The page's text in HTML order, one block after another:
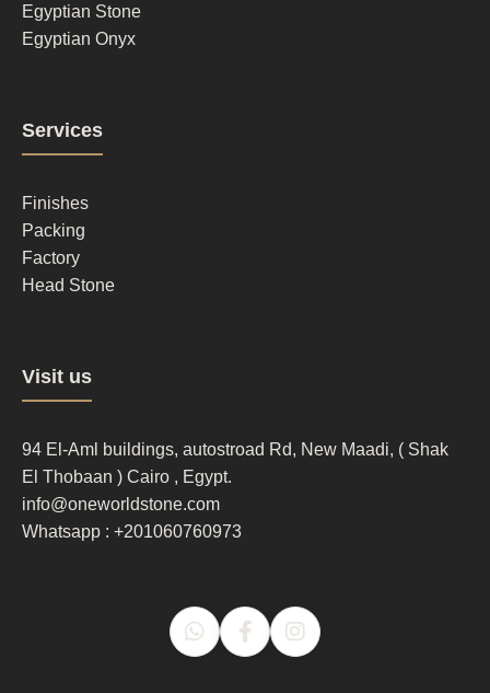
Egyptian Stone
Egyptian Onyx
Footer
column
2
Services
Finishes
Packing
Factory
Head Stone
Footer
column
3
Visit us
94 El-Aml buildings, autostroad Rd, New Maadi, ( Shak
El Thobaan ) Cairo , Egypt.
info@oneworldstone.com
Whatsapp : +201060760973